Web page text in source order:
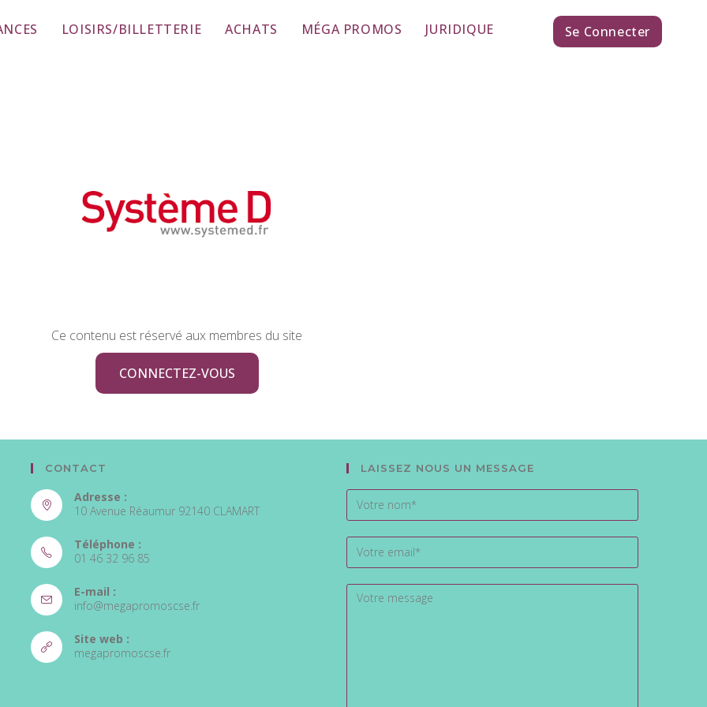
LOISIRS/BILLETTERIE ACHATS MÉGA PROMOS JURIDIQUE Se Connecter
Ce contenu est réservé aux membres du site
CONNECTEZ-VOUS
CONTACT
Adresse :
10 Avenue Réaumur 92140 CLAMART
Téléphone :
01 46 32 96 85
E-mail :
info@megapromoscse.fr
Site web :
megapromoscse.fr
LAISSEZ NOUS UN MESSAGE